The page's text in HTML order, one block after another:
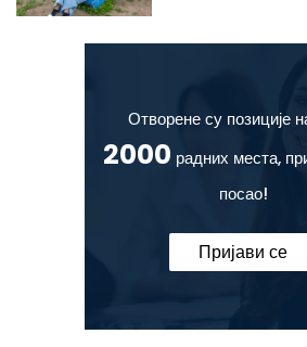
Отворене су позиције
2000 радних места,
посао!
Пријави се